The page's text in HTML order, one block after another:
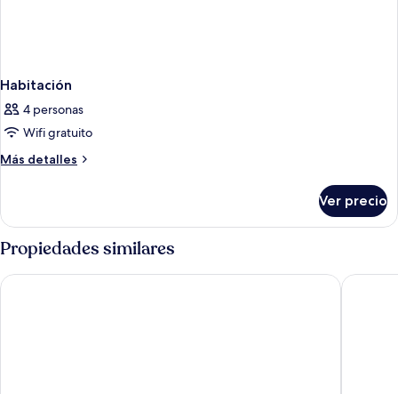
Habitación
4 personas
Wifi gratuito
Más detalles
Más
Ver precio
Propiedades similares
Der Sonnenhof Hotel